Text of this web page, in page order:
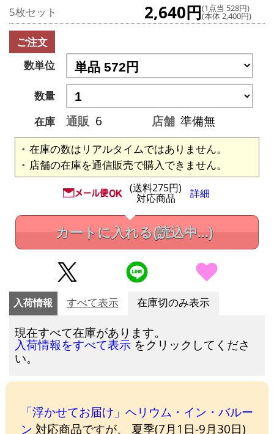
5枚セット 2,640円(1点当 528円)
(本体 2,400円)
ご注文
数単位
数量
在庫
通販 6 店舗 準備無
在庫の数はリアルタイムではありません。
店舗の在庫を通信販売で購入できません。
(送料275円)
対応商品 詳細
カートに入れる(読込中...)
入荷情報 すべて表示 在庫切のみ表示
現在すべて在庫があります。
入荷情報をすべて表示 をクリックしてくださ
い。
「浮かせてお届け」ヘリウム・イン・バルー
ン 対応商品ですが、 夏季(7月1日-9月30日)